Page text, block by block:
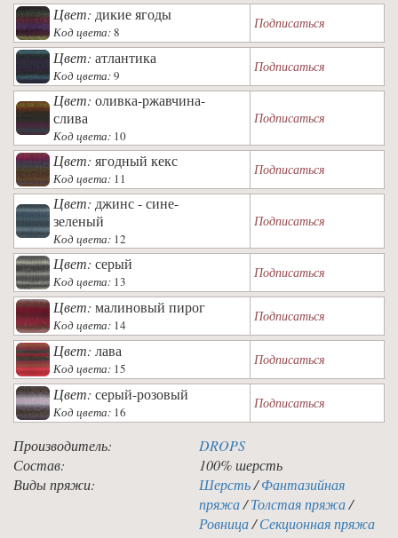
Цвет: дикие ягоды
Код цвета:8
Подписаться
Цвет: атлантика
Код цвета:9
Подписаться
Цвет: оливка-ржавчина-
слива
Код цвета: 10
Подписаться
Цвет: ягодный кекс
Код цвета: 11
Подписаться
Цвет: джинс - сине-
зеленый
Код цвета: 12
Подписаться
Цвет: серый
Код цвета: 13
Подписаться
Цвет: малиновый пирог
Код цвета: 14
Подписаться
Цвет: лава
Код цвета: 15
Подписаться
Цвет: серый-розовый
Код цвета: 16
Подписаться
Производитель:
DROPS
Состав:
100% шерсть
Виды пряжи:
Шерсть/Фантазийная
пряжа/Толстая пряжа/
Ровница/Секционная пряжа